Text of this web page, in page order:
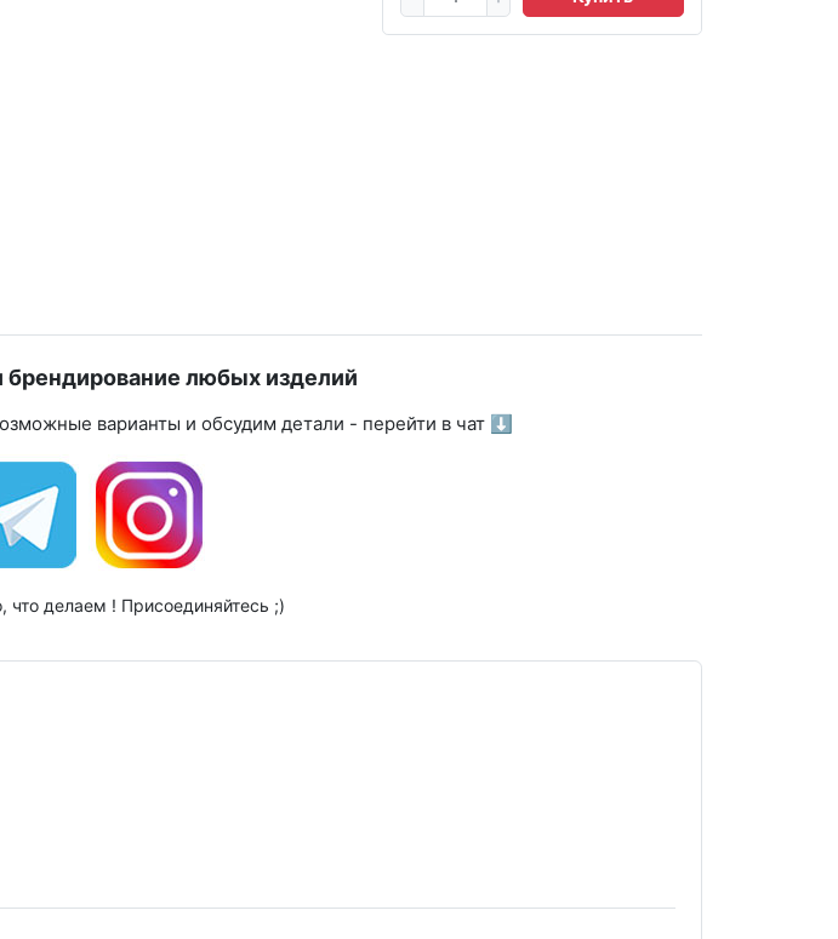
любых изделий
варианты и обсудим детали - перейти в чат ⬇
делаем ! Присоединяйтесь ;)